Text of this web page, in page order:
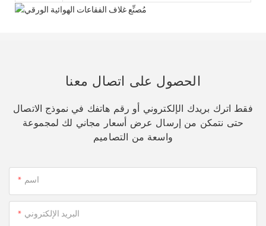
الحصول على اتصال معنا
فقط اترك بريدك الإلكتروني أو رقم هاتفك في نموذج الاتصال
حتى نتمكن من إرسال عرض أسعار مجاني لك لمجموعة
واسعة من التصاميم
اسم
البريد الإلكتروني